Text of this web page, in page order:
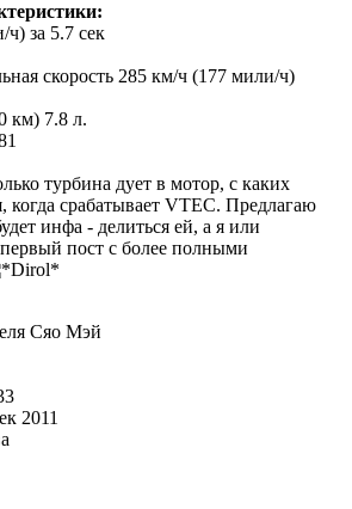
за 5.7 сек
скорость 285 км/ч (177 мили/ч)
км) 7.8 л.
турбина дует в мотор, с каких
когда срабатывает VTEC. Предлагаю
инфа - делиться ей, а я или
пост с более полными
2011